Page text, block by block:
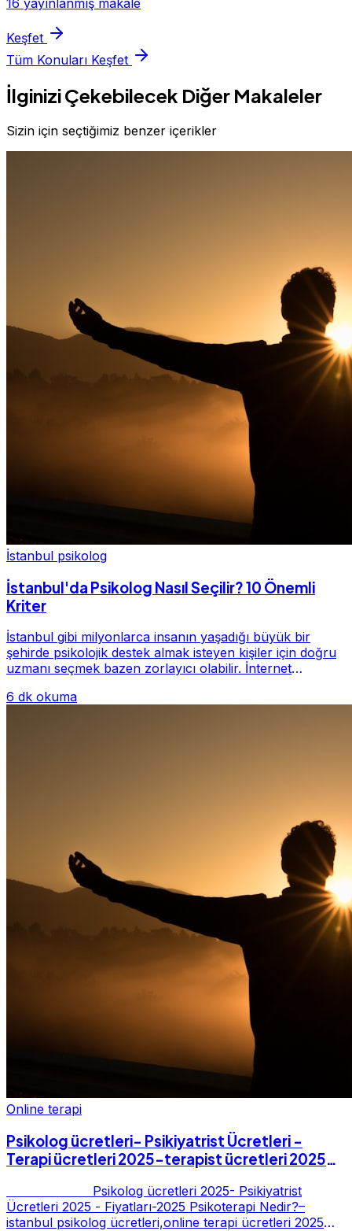
Keşfet
Tüm Konuları Keşfet
İlginizi Çekebilecek Diğer Makaleler
Sizin için seçtiğimiz benzer içerikler
İstanbul psikolog
İstanbul'da Psikolog Nasıl Seçilir? 10 Önemli
Kriter
İstanbul gibi milyonlarca insanın yaşadığı büyük bir
şehirde psikolojik destek almak isteyen kişiler için doğru
uzmanı seçmek bazen zorlayıcı olabilir. İnternet
6 dk okuma
Online terapi
Psikolog ücretleri- Psikiyatrist Ücretleri -
Terapi ücretleri 2025-terapist ücretleri 2025-
Psikolog ücretleri 2025- Psikiyatrist
Ücretleri 2025 - Fiyatları-2025 Psikoterapi Nedir?–
istanbul psikolog ücretleri,online terapi ücretleri 2025